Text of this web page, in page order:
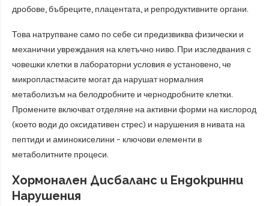
дробове, бъбреците, плацентата, и репродуктивните органи.
Това натрупване само по себе си предизвиква физически и
механични увреждания на клетъчно ниво. При изследвания с
човешки клетки в лабораторни условия е установено, че
микропластмасите могат да нарушат нормалния
метаболизъм на белодробните и чернодробните клетки.
Промените включват отделяне на активни форми на кислород
(което води до оксидативен стрес) и нарушения в нивата на
пептиди и аминокиселини – ключови елементи в
метаболитните процеси.
Хормонален Дисбаланс и Ендокринни
Нарушения